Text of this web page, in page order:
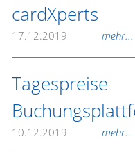
cardXperts
17.12.2019 mehr...
10.12.2019 mehr...